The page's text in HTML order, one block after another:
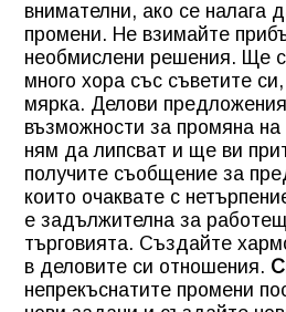
внимателни, ако се налага
промени. Не взимайте
необмислени решения. Ще
много хора със съветите
мярка. Делови
възможности за промяна
ням да липсват и ще ви
получите съобщение за
които очаквате с
е задължителна за
търговията. Създайте
в деловите си отношения.
непрекъснатите промени